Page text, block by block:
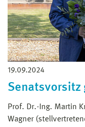
19.09.2024
Senatsvorsitz
Prof. Dr.-Ing. Martin
Wagner